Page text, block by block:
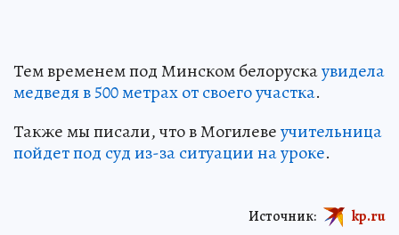
Тем временем под Минском белорускаувидела
медведя в 500 метрах от своего участка.
Также мы писали, что в Могилевеучительница
пойдет под суд из-за ситуации на уроке.
Источник: kp.ru